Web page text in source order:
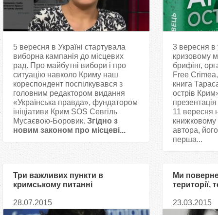
5 вересня в Україні стартувала
виборна кампанія до місцевих
рад. Про майбутні вибори і про
ситуацію навколо Криму наш
кореспондент поспілкувався з
головним редактором видання
«Українська правда», фундатором
ініціативи Крим SOS Севгіль
Мусаєвою-Боровик. Згідно з
новим законом про місцеві...
3 вересня в
кризовому
брифінг,
Free
книга
острів
11 вересня
автора,
перша...
Три важливих пункти в
кримському питанні
28.07.2015
Ми
території,
23.03.2015